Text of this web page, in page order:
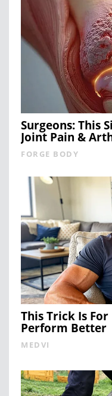
Surgeons: This
Joint Pain &
FORGE BODY
This Trick Is
Perform Better
MEDVI